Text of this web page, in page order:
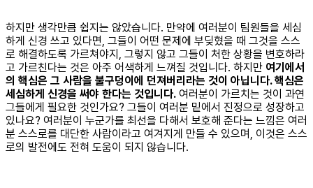
하지만 생각만큼 쉽지는 않았습니다. 만약에 여러분이 팀원들을 세심
하게 신경 쓰고 있다면, 그들이 어떤 문제에 부딪혔을 때 그것을 스스
로 해결하도록 가르쳐야지, 그렇지 않고 그들이 처한 상황을 변호하라
고 가르친다는 것은 아주 어색하게 느껴질 것입니다. 하지만 여기에서
의 핵심은 그 사람을 불구덩이에 던져버리라는 것이 아닙니다. 핵심은
세심하게 신경을 써야 한다는 것입니다. 여러분이 가르치는 것이 과연
그들에게 필요한 것인가요? 그들이 여러분 밑에서 진정으로 성장하고
있나요? 여러분이 누군가를 최선을 다해서 보호해 준다는 느낌은 여러
분 스스로를 대단한 사람이라고 여겨지게 만들 수 있으며, 이것은 스스
로의 발전에도 전혀 도움이 되지 않습니다.